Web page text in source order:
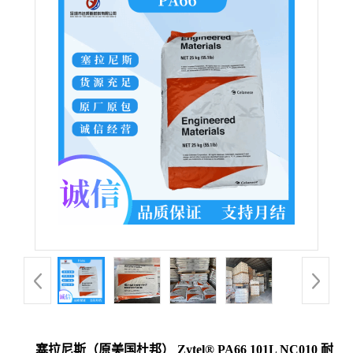
塞拉尼斯（原美国杜邦） Zytel® PA66 101L NC010 耐